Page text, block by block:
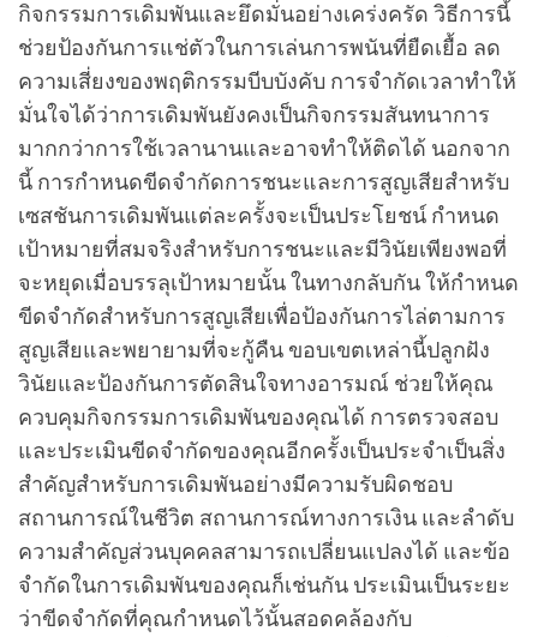
กิจกรรมการเดิมพันและยึดมั่นอย่างเคร่งครัด วิธีการนี้
ช่วยป้องกันการแช่ตัวในการเล่นการพนันที่ยืดเยื้อ ลด
ความเสี่ยงของพฤติกรรมบีบบังคับ การจำกัดเวลาทำให้
มั่นใจได้ว่าการเดิมพันยังคงเป็นกิจกรรมสันทนาการ
มากกว่าการใช้เวลานานและอาจทำให้ติดได้ นอกจาก
นี้ การกำหนดขีดจำกัดการชนะและการสูญเสียสำหรับ
เซสชันการเดิมพันแต่ละครั้งจะเป็นประโยชน์ กำหนด
เป้าหมายที่สมจริงสำหรับการชนะและมีวินัยเพียงพอที่
จะหยุดเมื่อบรรลุเป้าหมายนั้น ในทางกลับกัน ให้กำหนด
ขีดจำกัดสำหรับการสูญเสียเพื่อป้องกันการไล่ตามการ
สูญเสียและพยายามที่จะกู้คืน ขอบเขตเหล่านี้ปลูกฝัง
วินัยและป้องกันการตัดสินใจทางอารมณ์ ช่วยให้คุณ
ควบคุมกิจกรรมการเดิมพันของคุณได้ การตรวจสอบ
และประเมินขีดจำกัดของคุณอีกครั้งเป็นประจำเป็นสิ่ง
สำคัญสำหรับการเดิมพันอย่างมีความรับผิดชอบ
สถานการณ์ในชีวิต สถานการณ์ทางการเงิน และลำดับ
ความสำคัญส่วนบุคคลสามารถเปลี่ยนแปลงได้ และข้อ
จำกัดในการเดิมพันของคุณก็เช่นกัน ประเมินเป็นระยะ
ว่าขีดจำกัดที่คุณกำหนดไว้นั้นสอดคล้องกับ